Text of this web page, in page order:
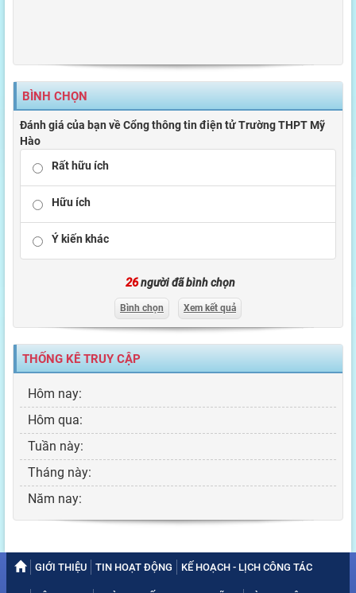
BÌNH CHỌN
Đánh giá của bạn về Cổng thông tin điện tử Trường THPT Mỹ
Hào
Rất hữu ích
Hữu ích
Ý kiến khác
26người đã bình chọn
Bình chọn Xem kết quả
THỐNG KÊ TRUY CẬP
Hôm nay:
Hôm qua:
Tuần này:
Tháng này:
Năm nay:
GIỚI THIỆU TIN HOẠT ĐỘNG KẾ HOẠCH - LỊCH CÔNG TÁC